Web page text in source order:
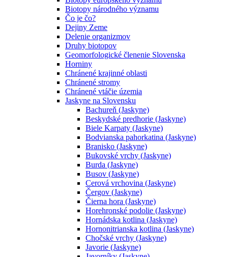
Biotopy národného významu
Čo je čo?
Dejiny Zeme
Delenie organizmov
Druhy biotopov
Geomorfologické členenie Slovenska
Horniny
Chránené krajinné oblasti
Chránené stromy
Chránené vtáčie územia
Jaskyne na Slovensku
Bachureň (Jaskyne)
Beskydské predhorie (Jaskyne)
Biele Karpaty (Jaskyne)
Bodvianska pahorkatina (Jaskyne)
Branisko (Jaskyne)
Bukovské vrchy (Jaskyne)
Burda (Jaskyne)
Busov (Jaskyne)
Cerová vrchovina (Jaskyne)
Čergov (Jaskyne)
Čierna hora (Jaskyne)
Horehronské podolie (Jaskyne)
Hornádska kotlina (Jaskyne)
Hornonitrianska kotlina (Jaskyne)
Chočské vrchy (Jaskyne)
Javorie (Jaskyne)